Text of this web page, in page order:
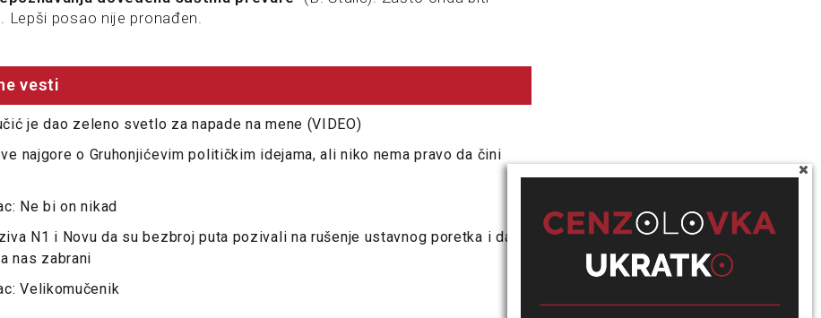
Lepši posao nije pronađen.
vesti
je dao zeleno svetlo za napade na mene (VIDEO)
najgore o Gruhonjićevim političkim idejama, ali niko nema pravo da čini
Ne bi on nikad
N1 i Novu da su bezbroj puta pozivali na rušenje ustavnog poretka i da je
nas zabrani
Velikomučenik